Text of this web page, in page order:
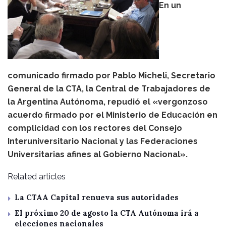
En un
comunicado firmado por Pablo Micheli, Secretario
General de la CTA, la Central de Trabajadores de
la Argentina Autónoma, repudió el «vergonzoso
acuerdo firmado por el Ministerio de Educación en
complicidad con los rectores del Consejo
Interuniversitario Nacional y las Federaciones
Universitarias afines al Gobierno Nacional».
Related articles
La CTAA Capital renueva sus autoridades
El próximo 20 de agosto la CTA Autónoma irá a
elecciones nacionales